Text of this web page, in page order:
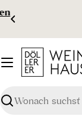
Inhalt
springen
Suchen